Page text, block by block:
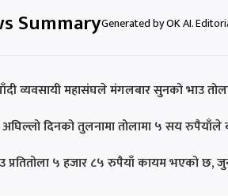
SummaryGenerated by OK AI.
व्यवसायी महासंघले मंगलबार सुनको भाउ
दिनको तुलनामा तोलामा ५ सय रुपैयाँले
प्रतितोला ५ हजार ८५ रुपैयाँ कायम भएको छ,